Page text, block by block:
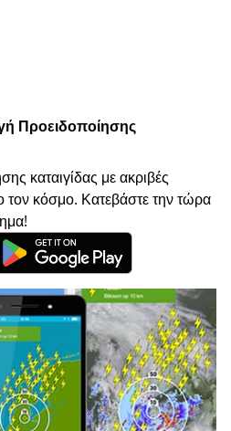
Προειδοποίησης
καταιγίδας με ακριβές
κόσμο. Κατεβάστε την τώρα